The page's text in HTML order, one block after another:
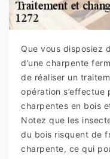
Que vous disposiez
d’une charpente
de réaliser un
opération s’effectue
charpentes en bois
Notez que les
du bois risquent de
charpente, ce qui